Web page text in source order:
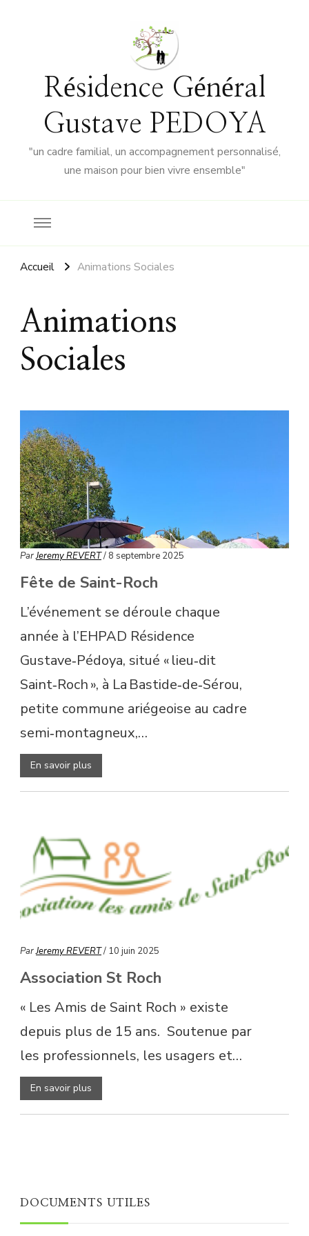
Résidence Général
Gustave PEDOYA
"un cadre familial, un accompagnement personnalisé,
une maison pour bien vivre ensemble"
Accueil Animations Sociales
Animations
Sociales
ParJeremy REVERT/ 8 septembre 2025
Fête de Saint-Roch
L’événement se déroule chaque
année à l’EHPAD Résidence
Gustave‑Pédoya, situé « lieu‑dit
Saint‑Roch », à La Bastide‑de‑Sérou,
petite commune ariégeoise au cadre
semi‑montagneux,…
En savoir plus
ParJeremy REVERT/ 10 juin 2025
Association St Roch
« Les Amis de Saint Roch » existe
depuis plus de 15 ans. Soutenue par
les professionnels, les usagers et…
En savoir plus
DOCUMENTS UTILES